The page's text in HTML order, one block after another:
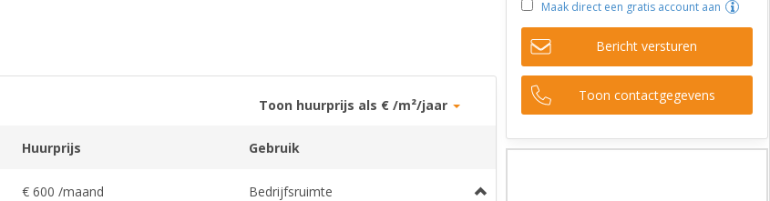
Toon huurprijs als € /m²/jaar
Huurprijs Gebruik
€ 600 /maand Bedrijfsruimte
Maak direct een gratis account aan
Bericht versturen
Toon contactgegevens